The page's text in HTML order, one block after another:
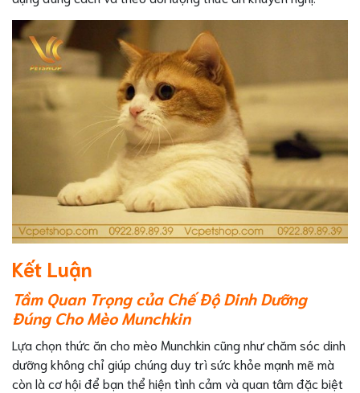
Kết Luận
Tầm Quan Trọng của Chế Độ Dinh Dưỡng
Đúng Cho Mèo Munchkin
Lựa chọn thức ăn cho mèo Munchkin cũng như chăm sóc dinh
dưỡng không chỉ giúp chúng duy trì sức khỏe mạnh mẽ mà
còn là cơ hội để bạn thể hiện tình cảm và quan tâm đặc biệt